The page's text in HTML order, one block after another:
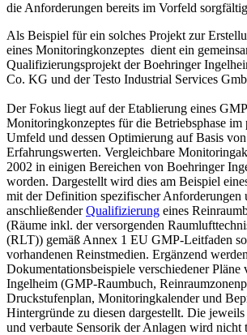
die Anforderungen bereits im Vorfeld
Als Beispiel für ein solches Projekt zur
eines Monitoringkonzeptes dient ein
Qualifizierungsprojekt der Boehringer
Co. KG und der Testo Industrial Services
Der Fokus liegt auf der Etablierung eines
Monitoringkonzeptes für die Betriebsphase im
Umfeld und dessen Optimierung auf Basis von
Erfahrungswerten. Vergleichbare
2002 in einigen Bereichen von Boehringer
worden. Dargestellt wird dies am Beispiel
mit der Definition spezifischer Anforderungen
anschließenderQualifizierung eines
(Räume inkl. der versorgenden
(RLT)) gemäß Annex 1 EU GMP-Leitfaden
vorhandenen Reinstmedien. Ergänzend werden
Dokumentationsbeispiele verschiedener Pläne
Ingelheim (GMP-Raumbuch,
Druckstufenplan, Monitoringkalender und
Hintergründe zu diesen dargestellt. Die
und verbaute Sensorik der Anlagen wird nicht